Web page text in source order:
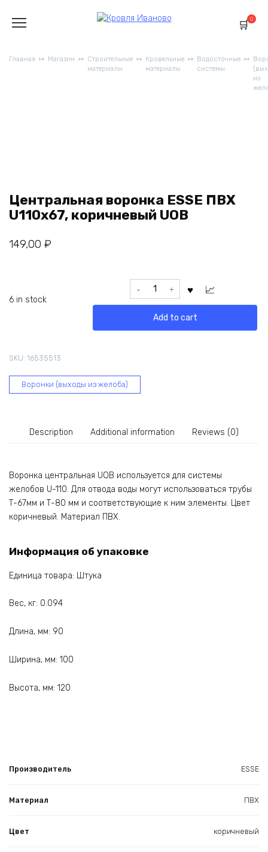
содержанию
0
Главная Магазин
Строительные
материалы
Кровельные
материалы
Водосточные
системы
из
Центральная воронка ESSE ПВХ
U110x67, коричневый UOB
149,00 ₽
6 in stock
Центральная
воронка
Add to cart
SKU: 16535513
Воронки (выходы из желоба)
Description Additional information Reviews (0)
Воронка центральная UOB используется для системы
желобов U-110. Для отвода воды могут использоваться трубы
Т-67мм и Т-80 мм и соответствующие к ним элементы. Цвет
коричневый. Материал ПВХ.
Информация об упаковке
Единица товара: Штука
Вес, кг: 0.094
Длина, мм: 90
Ширина, мм: 100
Высота, мм: 120
Производитель ESSE
Материал ПВХ
Цвет коричневый